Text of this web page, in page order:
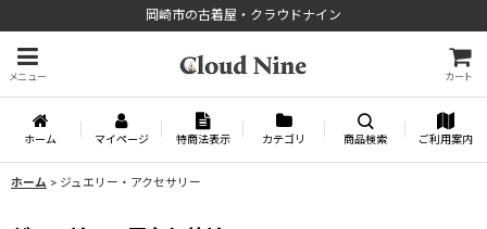
岡崎市の古着屋・クラウドナイン
メニュー カート
ホーム マイページ 特商法表示 カテゴリ 商品検索 ご利用案内
ホーム > ジュエリー・アクセサリー